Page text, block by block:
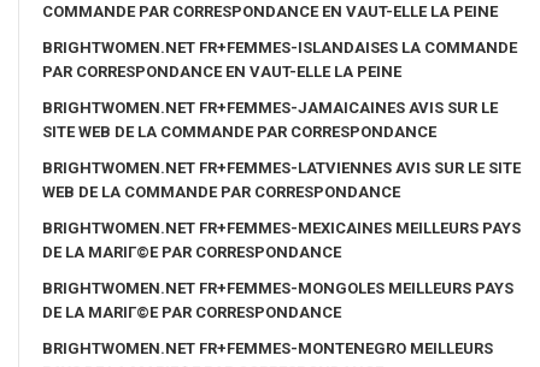
COMMANDE PAR CORRESPONDANCE EN VAUT-ELLE LA PEINE
BRIGHTWOMEN.NET FR+FEMMES-ISLANDAISES LA COMMANDE
PAR CORRESPONDANCE EN VAUT-ELLE LA PEINE
BRIGHTWOMEN.NET FR+FEMMES-JAMAICAINES AVIS SUR LE
SITE WEB DE LA COMMANDE PAR CORRESPONDANCE
BRIGHTWOMEN.NET FR+FEMMES-LATVIENNES AVIS SUR LE SITE
WEB DE LA COMMANDE PAR CORRESPONDANCE
BRIGHTWOMEN.NET FR+FEMMES-MEXICAINES MEILLEURS PAYS
DE LA MARIГ©E PAR CORRESPONDANCE
BRIGHTWOMEN.NET FR+FEMMES-MONGOLES MEILLEURS PAYS
DE LA MARIГ©E PAR CORRESPONDANCE
BRIGHTWOMEN.NET FR+FEMMES-MONTENEGRO MEILLEURS